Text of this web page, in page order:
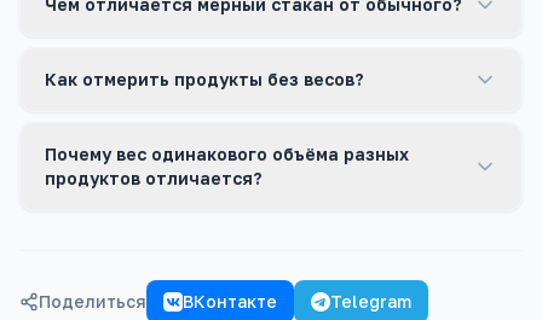
Чем отличается мерный стакан от обычного?
Как отмерить продукты без весов?
Почему вес одинакового объёма разных
продуктов отличается?
Поделиться ВКонтакте Telegram